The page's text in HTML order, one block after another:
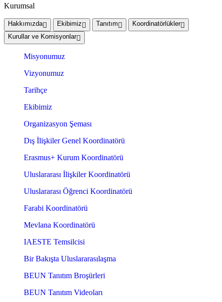
Kurumsal
Hakkımızda Ekibimiz Tanıtım
Koordinatörlükler
Kurullar ve Komisyonlar
Misyonumuz
Vizyonumuz
Tarihçe
Ekibimiz
Organizasyon Şeması
Dış İlişkiler Genel Koordinatörü
Erasmus+ Kurum Koordinatörü
Uluslararası İlişkiler Koordinatörü
Uluslararası Öğrenci Koordinatörü
Farabi Koordinatörü
Mevlana Koordinatörü
IAESTE Temsilcisi
Bir Bakışta Uluslararasılaşma
BEUN Tanıtım Broşürleri
BEUN Tanıtım Videoları